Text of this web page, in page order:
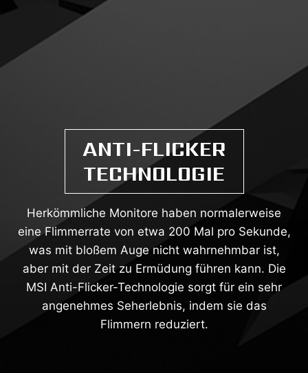
ANTI-FLICKER
TECHNOLOGIE
Herkömmliche Monitore haben normalerweise
eine Flimmerrate von etwa 200 Mal pro Sekunde,
was mit bloßem Auge nicht wahrnehmbar ist,
aber mit der Zeit zu Ermüdung führen kann. Die
MSI Anti-Flicker-Technologie sorgt für ein sehr
angenehmes Seherlebnis, indem sie das
Flimmern reduziert.